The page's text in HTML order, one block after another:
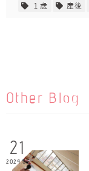
１歳
産後
Other Blog
21
2024.05